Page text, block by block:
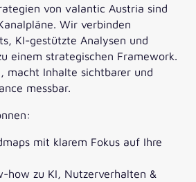
von valantic Austria sind
Wir verbinden
KI-gestützte Analysen und
einem strategischen Framework.
macht Inhalte sichtbarer und
messbar.
mit klarem Fokus auf Ihre
how zu KI, Nutzerverhalten &